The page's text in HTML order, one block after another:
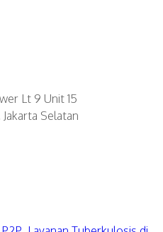
Lt 9 Unit 15
Jakarta Selatan